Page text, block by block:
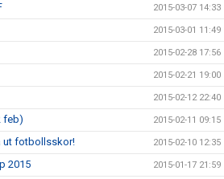
2015-03-07 14:33
2015-03-01 11:49
2015-02-28 17:56
2015-02-21 19:00
2015-02-12 22:40
feb) 2015-02-11 09:15
ut fotbollsskor! 2015-02-10 12:35
2015 2015-01-17 21:59